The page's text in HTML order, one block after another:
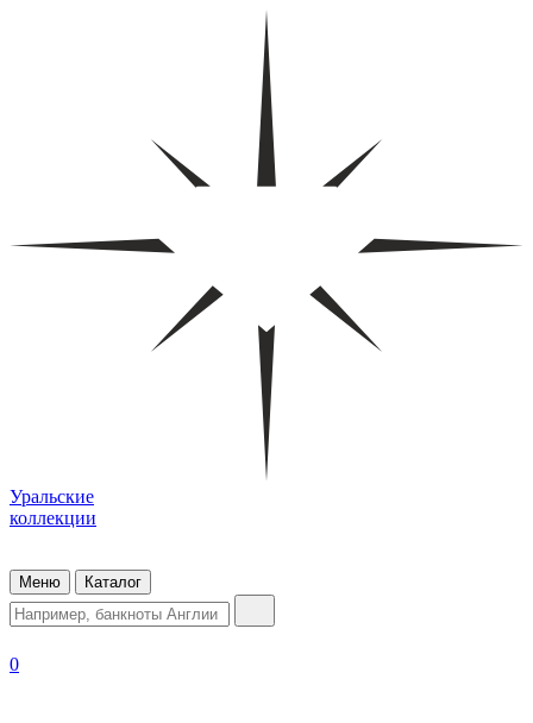
Уральские
коллекции
Меню Каталог
0